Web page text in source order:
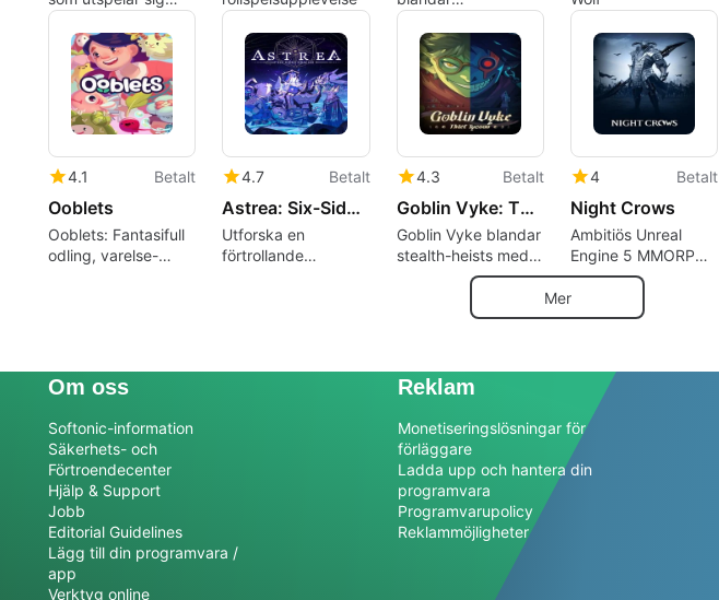
bland
himmelbundna hav
kyrkogårdsförvaltning
med odöd strategi
4.1 Betalt
Ooblets
Ooblets: Fantasifull
odling, varelse-
4.7 Betalt
Astrea: Six-Sided Oracles
Utforska en
förtrollande
4.3 Betalt
Goblin Vyke: The Thief Tycoon
Goblin Vyke blandar
stealth-heists med
svartmarknadsbutikshållning
4 Betalt
Night Crows
Ambitiös Unreal
Engine 5 MMORPG
med massiv PvP
och tokenekonomi
Mer
Om oss
Softonic-information
Säkerhets- och
Förtroendecenter
Hjälp & Support
Jobb
Editorial Guidelines
Lägg till din programvara /
app
Verktyg online
Reklam
Monetiseringslösningar för
förläggare
Ladda upp och hantera din
programvara
Programvarupolicy
Reklammöjligheter